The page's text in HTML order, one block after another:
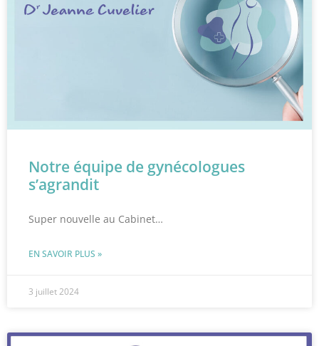
Notre équipe de gynécologues
s’agrandit
Super nouvelle au Cabinet…
EN SAVOIR PLUS »
3 juillet 2024